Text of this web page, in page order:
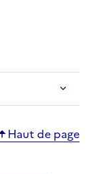
Haut de page